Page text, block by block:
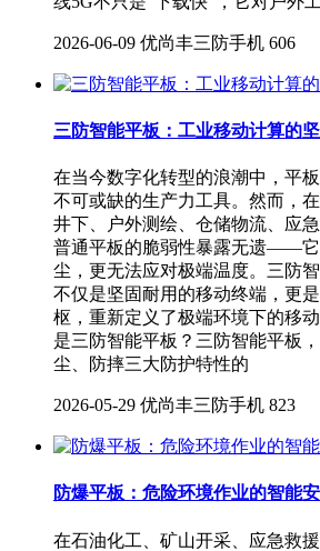
2026-06-09 优尚丰三防手机 606
三防智能平板：工业移动计算的
在当今数字化转型的浪潮中，平
不可或缺的生产力工具。然而，
井下、户外测绘、仓储物流、应
普通平板的脆弱性暴露无遗——它
尘，更无法应对极端温度。三防
不仅是坚固耐用的移动终端，更
枢，重新定义了极端环境下的移
是三防智能平板？三防智能平板
尘、防摔三大防护特性的
2026-05-29 优尚丰三防手机 823
防爆平板：危险环境作业的智能
在石油化工、矿山开采、应急救